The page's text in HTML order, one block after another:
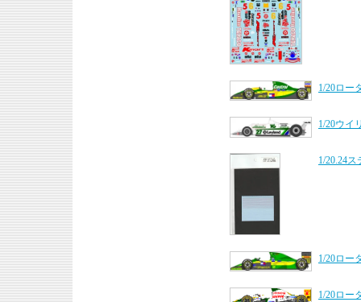
1/20ロー
1/20ウイ
1/20.24
1/20ロー
1/20ロー